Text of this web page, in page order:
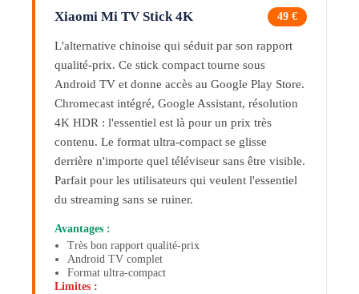
Xiaomi Mi TV Stick 4K 49 €
L'alternative chinoise qui séduit par son rapport
qualité-prix. Ce stick compact tourne sous
Android TV et donne accès au Google Play Store.
Chromecast intégré, Google Assistant, résolution
4K HDR : l'essentiel est là pour un prix très
contenu. Le format ultra-compact se glisse
derrière n'importe quel téléviseur sans être visible.
Parfait pour les utilisateurs qui veulent l'essentiel
du streaming sans se ruiner.
Avantages :
Très bon rapport qualité-prix
Android TV complet
Format ultra-compact
Limites :